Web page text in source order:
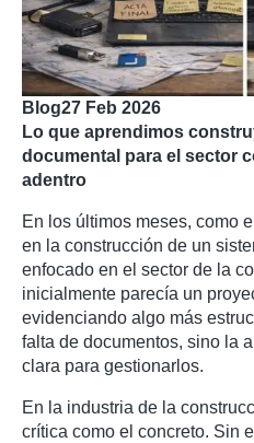
Blog27 Feb 2026
Lo que aprendimos
documental para el sector
adentro
En los últimos meses, como
en la construcción de un
enfocado en el sector de la
inicialmente parecía un
evidenciando algo más
falta de documentos, sino la
clara para gestionarlos.
En la industria de la
crítica como el concreto. Sin